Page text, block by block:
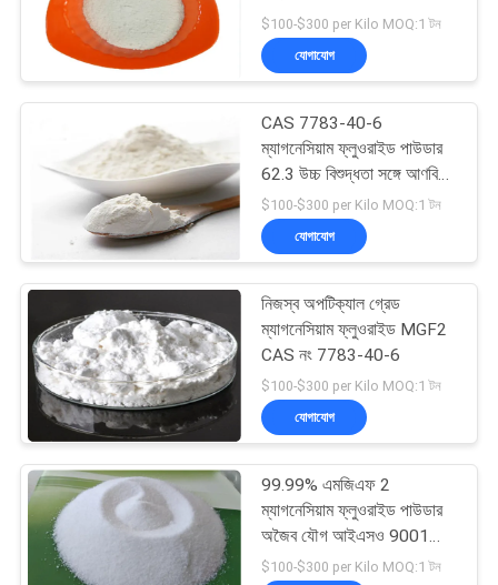
অনুরোধ
করুন
গোপনীয়তা
নীতি
ক্যালসাইন্ড পেট্রোলিয়াম
কোক
12
অ্যানোড কার্বন ব্লক
10
10
$100-$300 per Kilo MOQ:1 টন
যোগাযোগ
CAS 7783-40-6
ম্যাগনেসিয়াম ফ্লুওরাইড পাউডার
62.3 উচ্চ বিশুদ্ধতা সঙ্গে আণবিক
ওজন
$100-$300 per Kilo MOQ:1 টন
যোগাযোগ
নিজস্ব অপটিক্যাল গ্রেড
ম্যাগনেসিয়াম ফ্লুওরাইড MGF2
CAS নং 7783-40-6
$100-$300 per Kilo MOQ:1 টন
যোগাযোগ
99.99% এমজিএফ 2
ম্যাগনেসিয়াম ফ্লুওরাইড পাউডার
অজৈব যৌগ আইএসও 9001
অনুমোদন
$100-$300 per Kilo MOQ:1 টন